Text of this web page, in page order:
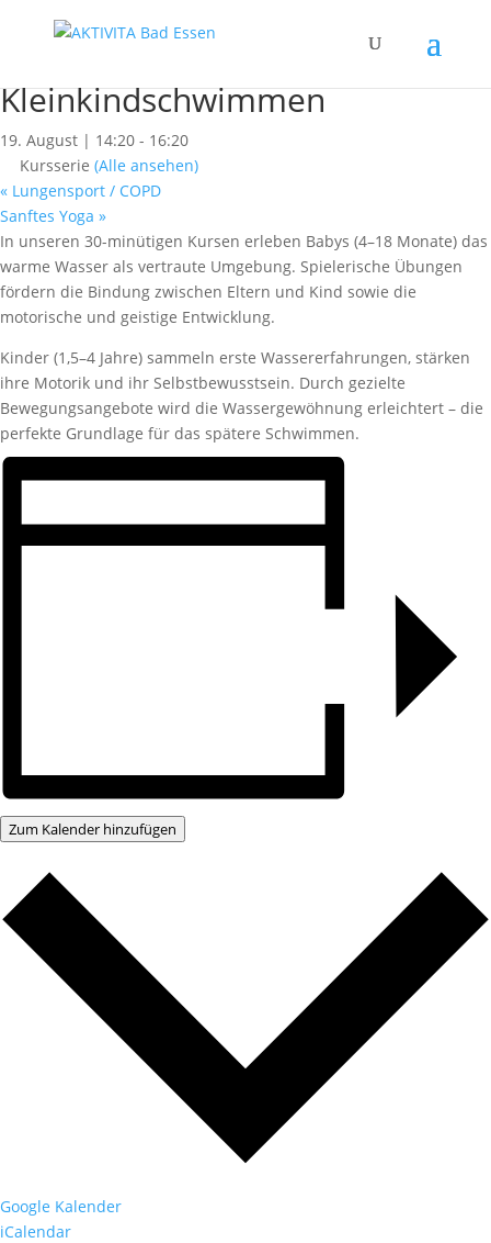
« Alle Kurse
Kleinkindschwimmen
19. August | 14:20 - 16:20
Kursserie (Alle ansehen)
« Lungensport / COPD
Sanftes Yoga »
In unseren 30-minütigen Kursen erleben Babys (4–18 Monate) das
warme Wasser als vertraute Umgebung. Spielerische Übungen
fördern die Bindung zwischen Eltern und Kind sowie die
motorische und geistige Entwicklung.
Kinder (1,5–4 Jahre) sammeln erste Wassererfahrungen, stärken
ihre Motorik und ihr Selbstbewusstsein. Durch gezielte
Bewegungsangebote wird die Wassergewöhnung erleichtert – die
perfekte Grundlage für das spätere Schwimmen.
Zum Kalender hinzufügen
Google Kalender
iCalendar